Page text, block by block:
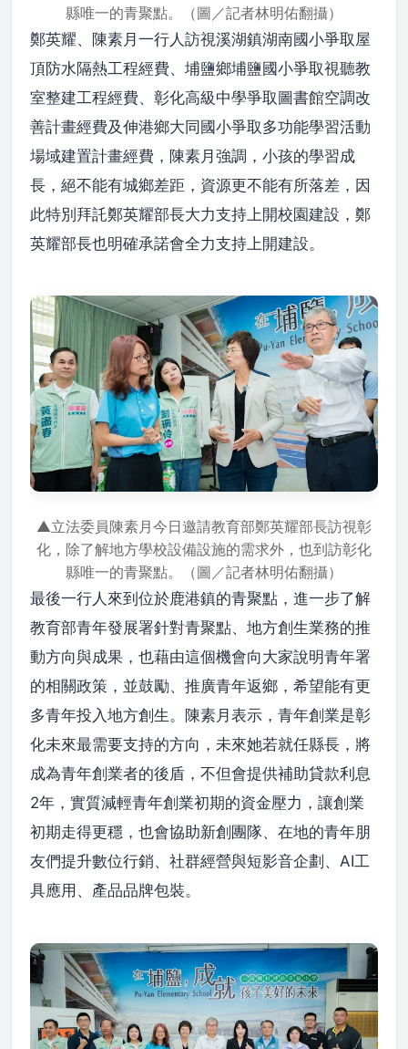
縣唯一的青聚點。（圖／記者林明佑翻攝）
鄭英耀、陳素月一行人訪視溪湖鎮湖南國小爭取屋
頂防水隔熱工程經費、埔鹽鄉埔鹽國小爭取視聽教
室整建工程經費、彰化高級中學爭取圖書館空調改
善計畫經費及伸港鄉大同國小爭取多功能學習活動
場域建置計畫經費，陳素月強調，小孩的學習成
長，絕不能有城鄉差距，資源更不能有所落差，因
此特別拜託鄭英耀部長大力支持上開校園建設，鄭
英耀部長也明確承諾會全力支持上開建設。
▲立法委員陳素月今日邀請教育部鄭英耀部長訪視彰
化，除了解地方學校設備設施的需求外，也到訪彰化
縣唯一的青聚點。（圖／記者林明佑翻攝）
最後一行人來到位於鹿港鎮的青聚點，進一步了解
教育部青年發展署針對青聚點、地方創生業務的推
動方向與成果，也藉由這個機會向大家說明青年署
的相關政策，並鼓勵、推廣青年返鄉，希望能有更
多青年投入地方創生。陳素月表示，青年創業是彰
化未來最需要支持的方向，未來她若就任縣長，將
成為青年創業者的後盾，不但會提供補助貸款利息
2年，實質減輕青年創業初期的資金壓力，讓創業
初期走得更穩，也會協助新創團隊、在地的青年朋
友們提升數位行銷、社群經營與短影音企劃、AI工
具應用、產品品牌包裝。